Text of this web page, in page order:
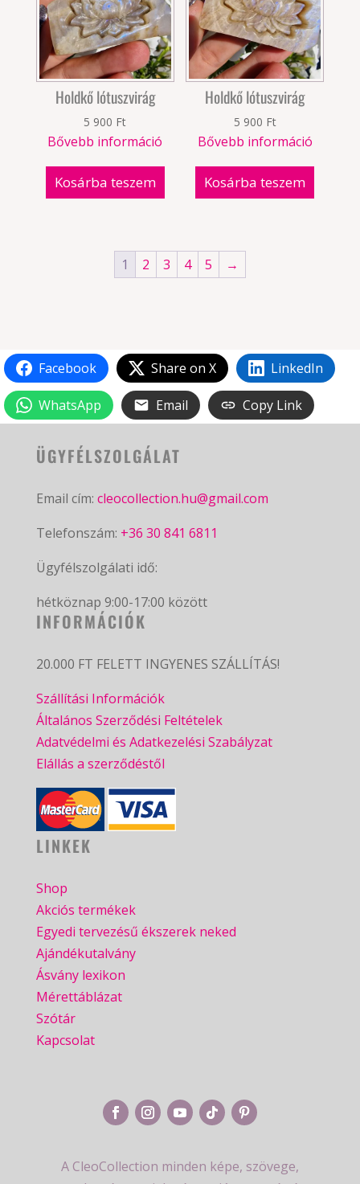
Holdkő lótuszvirág
5 900 Ft
Bővebb információ
Kosárba teszem
Holdkő lótuszvirág
5 900 Ft
Bővebb információ
Kosárba teszem
1 2 3 4 5 →
Facebook Share on X LinkedIn
WhatsApp Email Copy Link
ÜGYFÉLSZOLGÁLAT
Email cím: cleocollection.hu@gmail.com
Telefonszám: +36 30 841 6811
Ügyfélszolgálati idő:
hétköznap 9:00-17:00 között
INFORMÁCIÓK
20.000 FT FELETT INGYENES SZÁLLÍTÁS!
Szállítási Információk
Általános Szerződési Feltételek
Adatvédelmi és Adatkezelési Szabályzat
Elállás a szerződéstől
LINKEK
Shop
Akciós termékek
Egyedi tervezésű ékszerek neked
Ajándékutalvány
Ásvány lexikon
Mérettáblázat
Szótár
Kapcsolat
A CleoCollection minden képe, szövege,